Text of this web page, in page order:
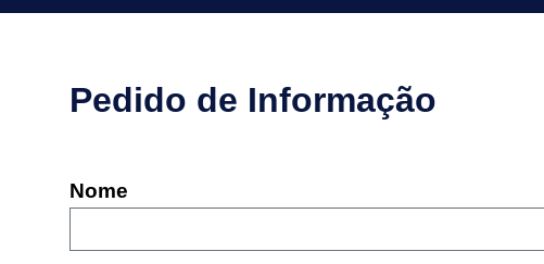
Pedido de Informação
Nome